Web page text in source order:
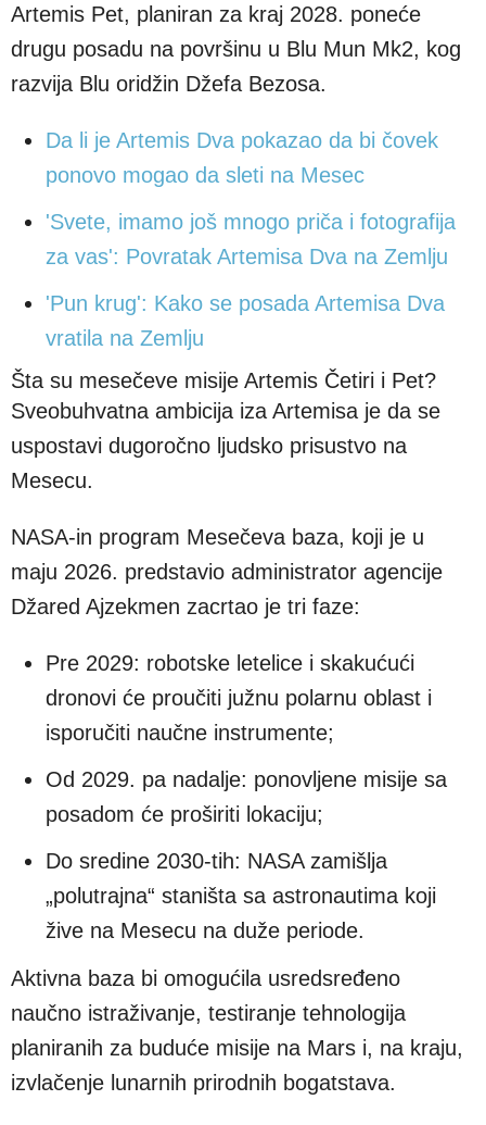
Artemis Pet, planiran za kraj 2028. poneće
drugu posadu na površinu u Blu Mun Mk2, kog
razvija Blu oridžin Džefa Bezosa.
Da li je Artemis Dva pokazao da bi čovek
ponovo mogao da sleti na Mesec
'Svete, imamo još mnogo priča i fotografija
za vas': Povratak Artemisa Dva na Zemlju
'Pun krug': Kako se posada Artemisa Dva
vratila na Zemlju
Šta su mesečeve misije Artemis Četiri i Pet?
Sveobuhvatna ambicija iza Artemisa je da se
uspostavi dugoročno ljudsko prisustvo na
Mesecu.
NASA-in program Mesečeva baza, koji je u
maju 2026. predstavio administrator agencije
Džared Ajzekmen zacrtao je tri faze:
Pre 2029: robotske letelice i skakućući
dronovi će proučiti južnu polarnu oblast i
isporučiti naučne instrumente;
Od 2029. pa nadalje: ponovljene misije sa
posadom će proširiti lokaciju;
Do sredine 2030-tih: NASA zamišlja
„polutrajna“ staništa sa astronautima koji
žive na Mesecu na duže periode.
Aktivna baza bi omogućila usredsređeno
naučno istraživanje, testiranje tehnologija
planiranih za buduće misije na Mars i, na kraju,
izvlačenje lunarnih prirodnih bogatstava.